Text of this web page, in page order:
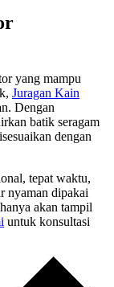
yang mampu
Juragan Kain
Dengan
batik seragam
dengan
tepat waktu,
nyaman dipakai
akan tampil
untuk konsultasi